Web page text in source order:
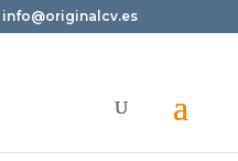
info@originalcv.es